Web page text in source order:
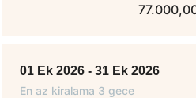
01 Ek 2026 - 31 Ek 2026
En az kiralama 3 gece